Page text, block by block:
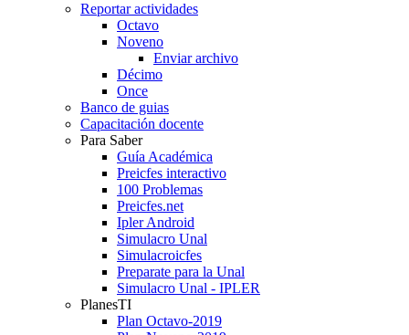
Reportar actividades
Octavo
Noveno
Enviar archivo
Décimo
Once
Banco de guias
Capacitación docente
Para Saber
Guía Académica
Preicfes interactivo
100 Problemas
Preicfes.net
Ipler Android
Simulacro Unal
Simulacroicfes
Preparate para la Unal
Simulacro Unal - IPLER
PlanesTI
Plan Octavo-2019